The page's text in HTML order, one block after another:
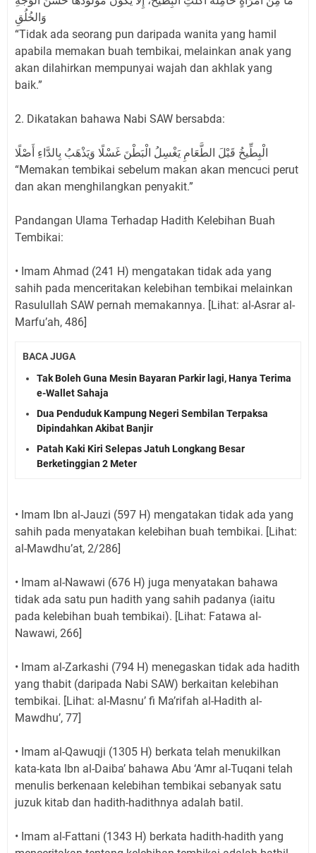
وَالخُلُقِ
“Tidak ada seorang pun daripada wanita yang hamil
apabila memakan buah tembikai, melainkan anak yang
akan dilahirkan mempunyai wajah dan akhlak yang
baik.”
2. Dikatakan bahawa Nabi SAW bersabda:
الْبِطِّيخُ قَبْلَ الطَّعَامِ يَغْسِلُ الْبَطْنَ غَسْلًا وَيَذْهَبُ بِالدَّاءِ أَصْلًا
“Memakan tembikai sebelum makan akan mencuci perut
dan akan menghilangkan penyakit.”
Pandangan Ulama Terhadap Hadith Kelebihan Buah
Tembikai:
• Imam Ahmad (241 H) mengatakan tidak ada yang
sahih pada menceritakan kelebihan tembikai melainkan
Rasulullah SAW pernah memakannya. [Lihat: al-Asrar al-
Marfu’ah, 486]
BACA JUGA
Tak Boleh Guna Mesin Bayaran Parkir lagi, Hanya Terima
e-Wallet Sahaja
Dua Penduduk Kampung Negeri Sembilan Terpaksa
Dipindahkan Akibat Banjir
Patah Kaki Kiri Selepas Jatuh Longkang Besar
Berketinggian 2 Meter
• Imam Ibn al-Jauzi (597 H) mengatakan tidak ada yang
sahih pada menyatakan kelebihan buah tembikai. [Lihat:
al-Mawdhu’at, 2/286]
• Imam al-Nawawi (676 H) juga menyatakan bahawa
tidak ada satu pun hadith yang sahih padanya (iaitu
pada kelebihan buah tembikai). [Lihat: Fatawa al-
Nawawi, 266]
• Imam al-Zarkashi (794 H) menegaskan tidak ada hadith
yang thabit (daripada Nabi SAW) berkaitan kelebihan
tembikai. [Lihat: al-Masnu’ fi Ma’rifah al-Hadith al-
Mawdhu’, 77]
• Imam al-Qawuqji (1305 H) berkata telah menukilkan
kata-kata Ibn al-Daiba’ bahawa Abu ‘Amr al-Tuqani telah
menulis berkenaan kelebihan tembikai sebanyak satu
juzuk kitab dan hadith-hadithnya adalah batil.
• Imam al-Fattani (1343 H) berkata hadith-hadith yang